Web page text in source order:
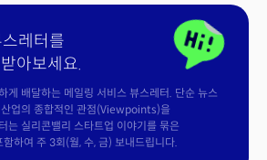
레터를
아보세요.
게 배달하는 메일링 서비스 뷰스레터. 단순 뉴스
산업의 종합적인 관점(Viewpoints)을
는 실리콘밸리 스타트업 이야기를 묶은
하여 주 3회(월, 수, 금) 보내드립니다.